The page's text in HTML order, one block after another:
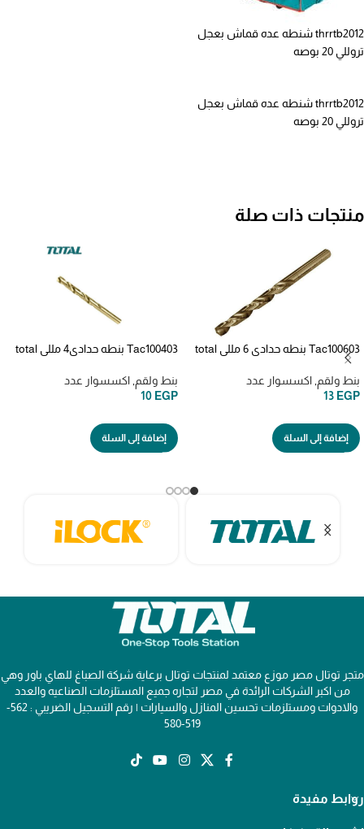
thrrtb2012 شنطه عده قماش بعجل
تروللي 20 بوصه
thrrtb2012 شنطه عده قماش بعجل
تروللي 20 بوصه
منتجات ذات صلة
Tac100603 بنطه حدادي 6 مللي total
بنط ولقم اكسسوار عدد
13 EGP
إضافة إلى السلة
Tac100403 بنطه حدادي4 مللي total
بنط ولقم اكسسوار عدد
10 EGP
إضافة إلى السلة
متجر توتال مصر موزع معتمد لمنتجات توتال برعاية شركة الصباغ للهاي باور وهي
من اكبر الشركات الرائدة في مصر لتجاره جميع المستلزمات الصناعيه والعدد
والادوات ومستلزمات تحسين المنازل والسيارات | رقم التسجيل الضريبي : 562-
519-580
روابط مفيدة